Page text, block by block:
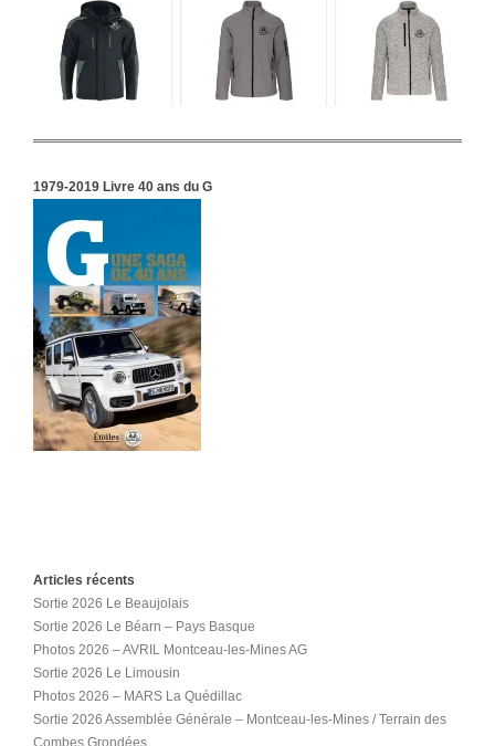
1979-2019 Livre 40 ans du G
Articles récents
Sortie 2026 Le Beaujolais
Sortie 2026 Le Béarn – Pays Basque
Photos 2026 – AVRIL Montceau-les-Mines AG
Sortie 2026 Le Limousin
Photos 2026 – MARS La Quédillac
Sortie 2026 Assemblée Générale – Montceau-les-Mines / Terrain des